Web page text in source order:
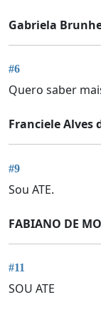
Gabriela
#6
Quero saber
Franciele Alves
#9
Sou ATE.
FABIANO DE
#11
SOU ATE